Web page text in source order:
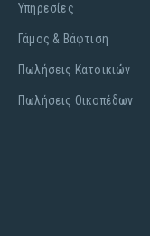
Υπηρεσίες
Γάμος & Βάφτιση
Πωλήσεις Κατοικιών
Πωλήσεις Οικοπέδων